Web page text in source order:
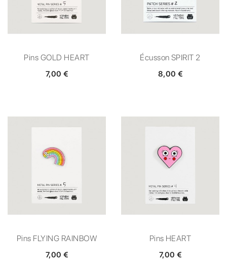
Pins GOLD HEART
7,00 €
Écusson SPIRIT 2
8,00 €
Pins FLYING RAINBOW
7,00 €
Pins HEART
7,00 €